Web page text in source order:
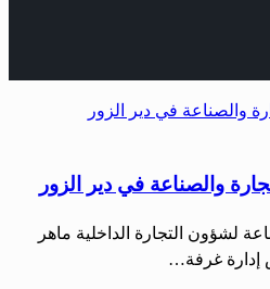
والصناعة في دير الزور
لشؤون التجارة الداخلية ماهر
غرفة…